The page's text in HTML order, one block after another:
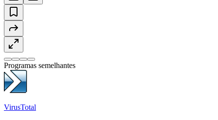
Programas semelhantes
VirusTotal